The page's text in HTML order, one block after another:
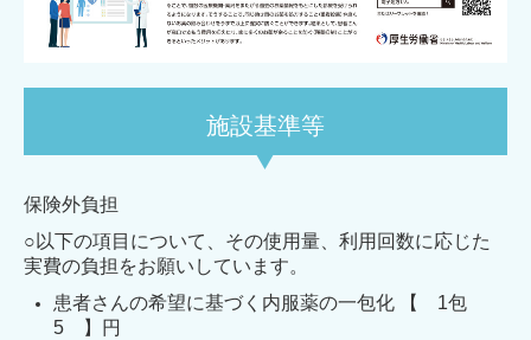
施設基準等
保険外負担
○以下の項目について、その使用量、利用回数に応じた
実費の負担をお願いしています。
患者さんの希望に基づく内服薬の一包化 【 1包
5 】円